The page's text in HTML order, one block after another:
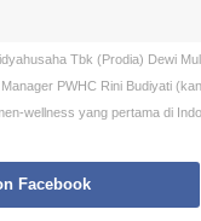
Tbk (Prodia) Dewi
PWHC Rini Budiyati​
wellness yang pertama di
Facebook